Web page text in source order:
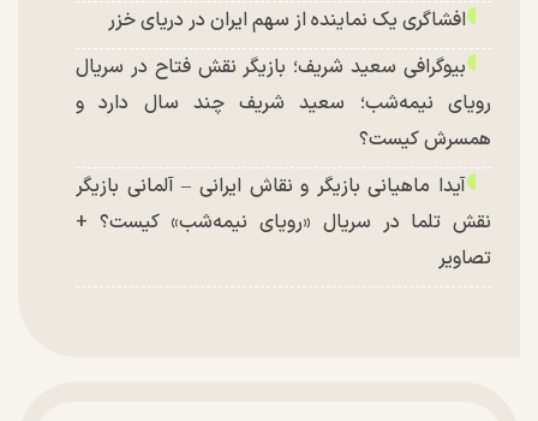
افشاگری یک نماینده از سهم ایران در دریای خزر
بیوگرافی سعید شریف؛ بازیگر نقش فتاح در سریال
رویای نیمه‌شب؛ سعید شریف چند سال دارد و
همسرش کیست؟
آیدا ماهیانی بازیگر و نقاش ایرانی – آلمانی بازیگر
نقش تلما در سریال «رویای نیمه‌شب» کیست؟ +
تصاویر